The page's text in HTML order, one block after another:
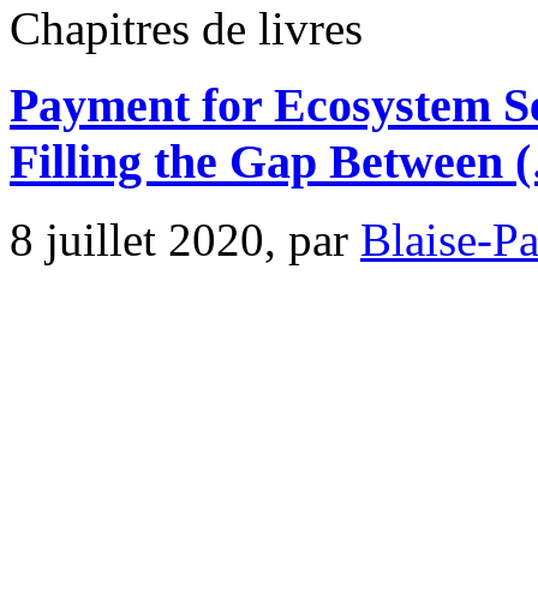
Chapitres de livres
Payment for Ecosystem
Filling the Gap Between
8 juillet 2020, par Blaise-